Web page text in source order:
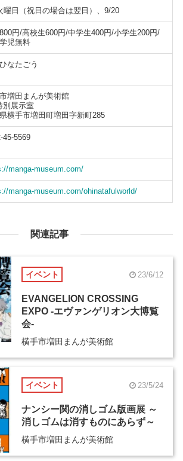
曜日（祝日の場合は翌日）、9/20
円/高校生600円/中学生400円/小学生200円/
児無料
なたごう
増田まんが美術館
別展示室
横手市増田町増田字新町285
45-5569
manga-museum.com/
manga-museum.com/ohinatafulworld/
関連記事
イベント 23/6/12
EVANGELION CROSSING
EXPO -エヴァンゲリオン大博覧
会-
横手市増田まんが美術館
イベント 23/5/24
ナンシー関の消しゴム版画展 ～
消しゴムは消すものにあらず～
横手市増田まんが美術館